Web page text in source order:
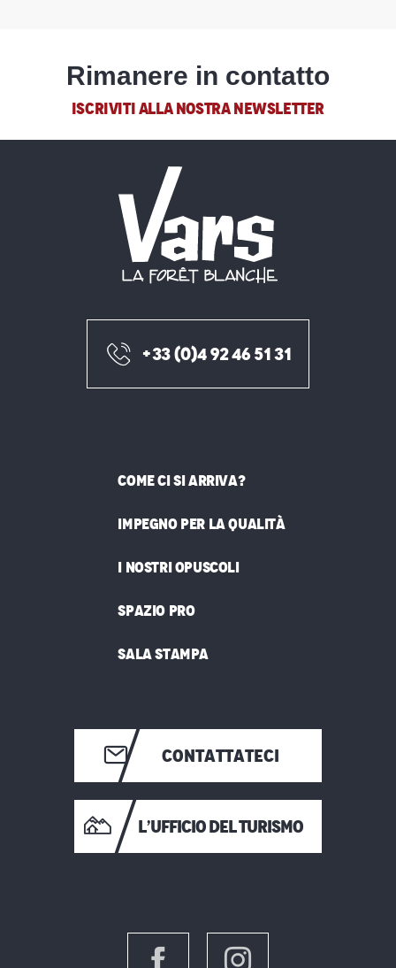
Rimanere in contatto
ISCRIVITI ALLA NOSTRA NEWSLETTER
+33 (0)4 92 46 51 31
COME CI SI ARRIVA?
IMPEGNO PER LA QUALITÀ
I NOSTRI OPUSCOLI
SPAZIO PRO
SALA STAMPA
CONTATTATECI
L’UFFICIO DEL TURISMO